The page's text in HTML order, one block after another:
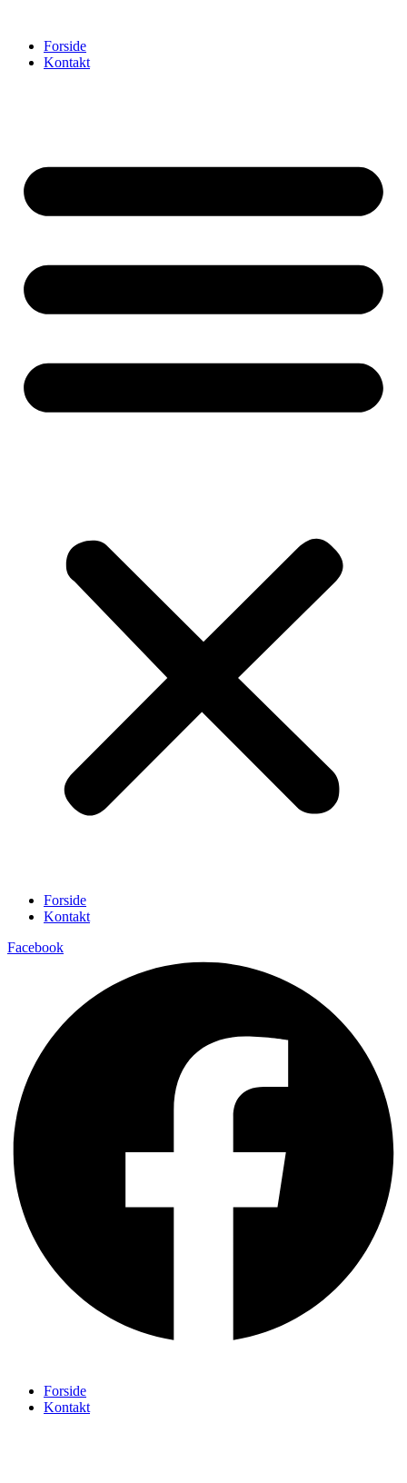
indholdForside
Kontakt
Forside
Kontakt
Facebook
Forside
Kontakt